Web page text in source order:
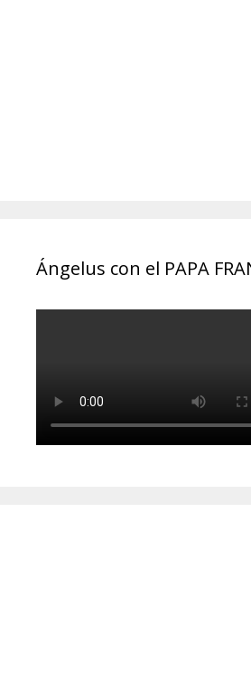
Ángelus con el PAPA